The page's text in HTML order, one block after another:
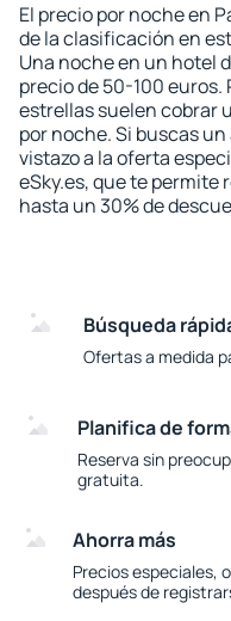
El precio por noche en
de la clasificación en
Una noche en un hotel
precio de 50-100
estrellas suelen cobrar
por noche. Si buscas
vistazo a la oferta
eSky.es, que te permite
hasta un 30% de
Búsqueda
Ofertas a medida
Planifica de
Reserva sin
gratuita.
Ahorra más
Precios especiales,
después de